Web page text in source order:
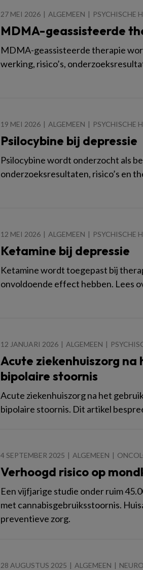
27 MEI 2026 ALGEMEEN PSYCHISCHE
MDMA-geassisteerde
MDMA-geassisteerde therapie
werking, risico’s,
19 MEI 2026 ALGEMEEN PSYCHISCHE
Psilocybine bij depressie
Psilocybine wordt onderzocht als
onderzoeksresultaten, risico’s en
12 MEI 2026 ALGEMEEN PSYCHISCHE
Ketamine bij depressie
Ketamine wordt toegepast bij
onvoldoende effect hebben. Lees
12 JANUARI 2026 ALGEMEEN
Acute ziekenhuiszorg na
bipolaire stoornis
Acute ziekenhuiszorg na het
bipolaire stoornis. Dit artikel
4 SEPTEMBER 2025 ALGEMEEN
Verhoogd risico op
Een vijfjarige studie onder ruim
met cannabisgebruiksstoornis.
preventieve zorg.
28 AUGUSTUS 2025 ALGEMEEN